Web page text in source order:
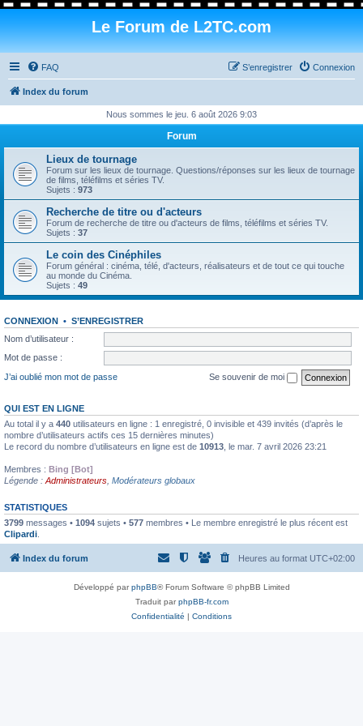
Le Forum de L2TC.com
FAQ Connexion
S’enregistrer
Index du forum
Nous sommes le jeu. 6 août 2026 9:03
Forum
Lieux de tournage
Forum sur les lieux de tournage. Questions/réponses sur les lieux de tournage
de films, téléfilms et séries TV.
Sujets : 973
Recherche de titre ou d'acteurs
Forum de recherche de titre ou d'acteurs de films, téléfilms et séries TV.
Sujets : 37
Le coin des Cinéphiles
Forum général : cinéma, télé, d'acteurs, réalisateurs et de tout ce qui touche
au monde du Cinéma.
Sujets : 49
CONNEXION • S’ENREGISTRER
Nom d’utilisateur :
Mot de passe :
J’ai oublié mon mot de passe
Se souvenir de moi
QUI EST EN LIGNE
Au total il y a 440 utilisateurs en ligne : 1 enregistré, 0 invisible et 439 invités (d’après le
nombre d’utilisateurs actifs ces 15 dernières minutes)
Le record du nombre d’utilisateurs en ligne est de 10913 , le mar. 7 avril 2026 23:21
Membres : Bing [Bot]
Légende : Administrateurs Modérateurs globaux
STATISTIQUES
3799 messages • 1094 sujets • 577 membres • Le membre enregistré le plus récent est
Clipardi
Index du forum Heures au format UTC+02:00
Développé parphpBB® Forum Software © phpBB Limited
Traduit parphpBB-fr.com
Confidentialité | Conditions